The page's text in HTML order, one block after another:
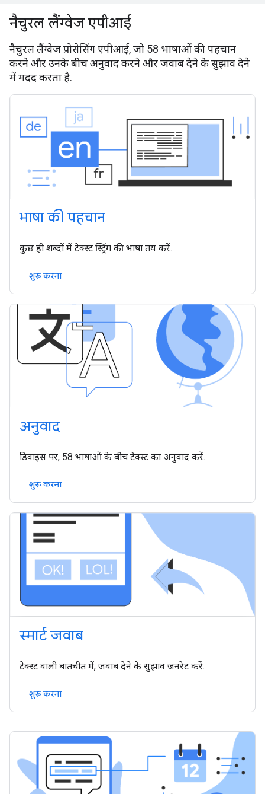
नैचुरल लैंग्वेज एपीआई
नैचुरल लैंग्वेज प्रोसेसिंग एपीआई, जो 58 भाषाओं की पहचान
करने और उनके बीच अनुवाद करने और जवाब देने के सुझाव देने
में मदद करता है.
भाषा की पहचान
कुछ ही शब्दों में टेक्स्ट स्ट्रिंग की भाषा तय करें.
शुरू करना
अनुवाद
डिवाइस पर, 58 भाषाओं के बीच टेक्स्ट का अनुवाद करें.
शुरू करना
स्मार्ट जवाब
टेक्स्ट वाली बातचीत में, जवाब देने के सुझाव जनरेट करें.
शुरू करना